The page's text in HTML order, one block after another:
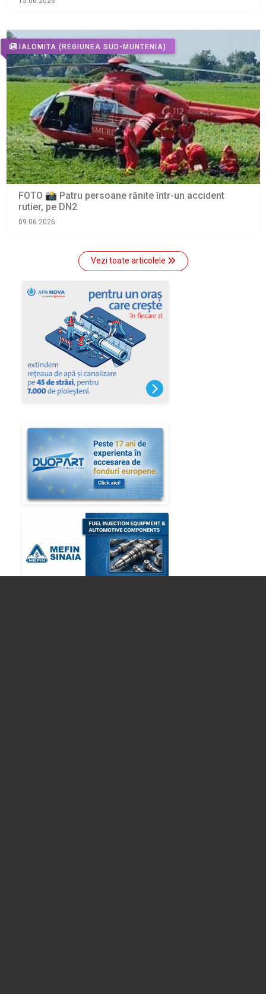
IALOMITA (REGIUNEA SUD-MUNTENIA)
FOTO 📸 Patru persoane rănite într-un accident
rutier, pe DN2
09.06.2026
Vezi toate articolele